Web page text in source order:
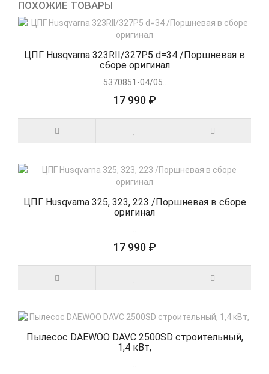
ПОХОЖИЕ ТОВАРЫ
ЦПГ Husqvarna 323RII/327P5 d=34 /Поршневая в
сборе оригинал
5370851-04/05..
17 990 ₽
ЦПГ Husqvarna 325, 323, 223 /Поршневая в сборе
оригинал
..
17 990 ₽
Пылесос DAEWOO DAVC 2500SD строительный,
1,4 кВт,
..